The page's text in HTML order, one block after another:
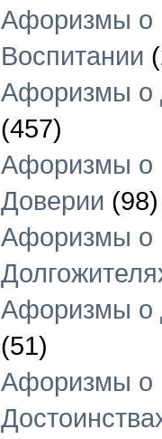
Афоризмы о
Воспитании
Афоризмы о
(457)
Афоризмы о
Доверии (98)
Афоризмы о
Афоризмы о
(51)
Афоризмы о